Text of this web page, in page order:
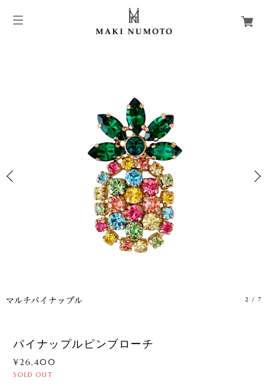
2 / 7
パイナップルピンブローチ
¥26,400
SOLD OUT